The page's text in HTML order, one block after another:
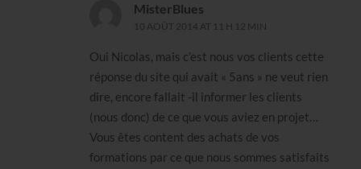
MisterBlues
10 AOÛT 2014 AT 11 H 12 MIN
Oui Nicolas, mais c’est nous vos clients cette
réponse du site qui avait « 5ans » ne veut rien
dire, encore fallait -il informer les clients
(nous donc) de ce que vous aviez en projet…
Vous êtes content des achats de vos
formations par ce que nous sommes satisfaits